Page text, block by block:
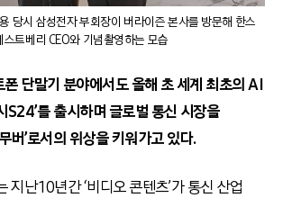
당시 삼성전자 부회장이 버라이즌 본사를 방문해 한스
스트베리 CEO와 기념촬영하는 모습
단말기 분야에서도 올해 초 세계 최초의 AI
S24’를 출시하며 글로벌 통신 시장을
버’로서의 위상을 키워가고 있다.
지난10년간‘비디오 콘텐츠’가 통신 산업